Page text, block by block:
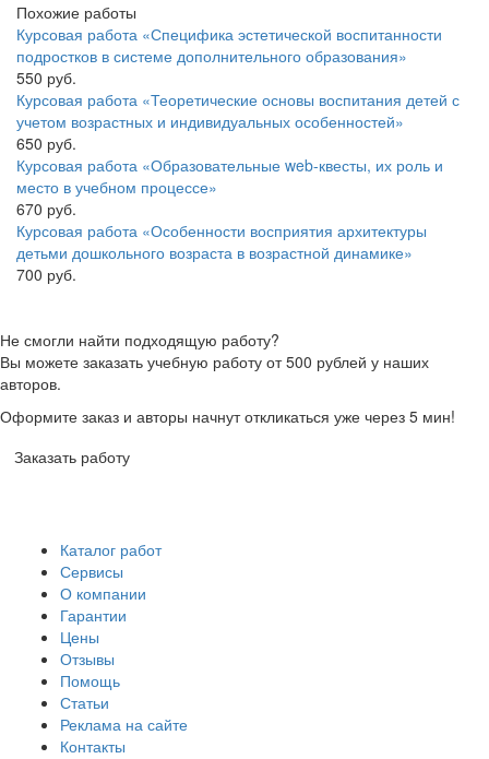
Похожие работы
Курсовая работа «Специфика эстетической воспитанности
подростков в системе дополнительного образования»
550 руб.
Курсовая работа «Теоретические основы воспитания детей с
учетом возрастных и индивидуальных особенностей»
650 руб.
Курсовая работа «Образовательные web-квесты, их роль и
место в учебном процессе»
670 руб.
Курсовая работа «Особенности восприятия архитектуры
детьми дошкольного возраста в возрастной динамике»
700 руб.
Не смогли найти подходящую работу?
Вы можете заказать учебную работу от 500 рублей у наших
авторов.
Оформите заказ и авторы начнут откликаться уже через 5 мин!
Заказать работу
Каталог работ
Сервисы
О компании
Гарантии
Цены
Отзывы
Помощь
Статьи
Реклама на сайте
Контакты